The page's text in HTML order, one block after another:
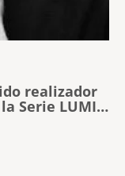
realizador
Serie LUMIX